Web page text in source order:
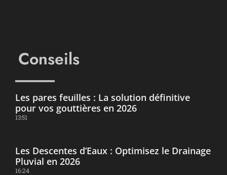
Conseils
Les pares feuilles : La solution définitive
pour vos gouttières en 2026
13:51
Les Descentes d’Eaux : Optimisez le Drainage
Pluvial en 2026
16:24